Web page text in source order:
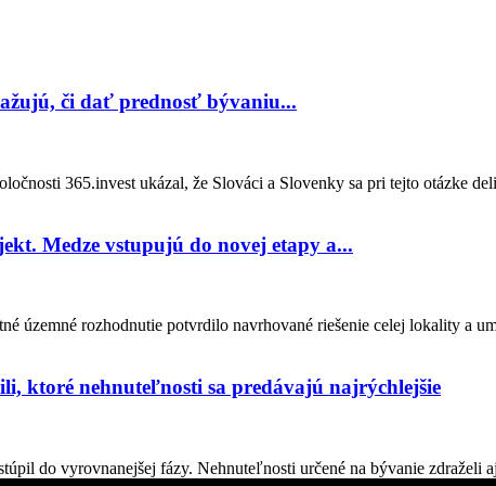
či dať prednosť bývaniu...
365.invest ukázal, že Slováci a Slovenky sa pri tejto otázke
Medze vstupujú do novej etapy a...
územné rozhodnutie potvrdilo navrhované riešenie celej lokality a
ktoré nehnuteľnosti sa predávajú najrýchlejšie
do vyrovnanejšej fázy. Nehnuteľnosti určené na bývanie zdraželi